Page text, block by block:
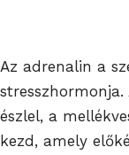
Az adrenalin a
észlel, a
kezd, amely